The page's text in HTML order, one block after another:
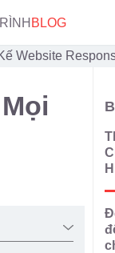
BLOG
Website